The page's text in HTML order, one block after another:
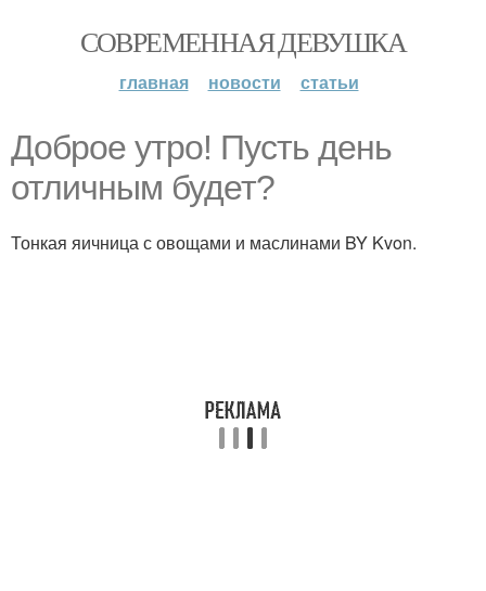
СОВРЕМЕННАЯ ДЕВУШКА
главная новости статьи
Доброе утро! Пусть день
отличным будет?
Тонкая яичница с овощами и маслинами BY Kvon.